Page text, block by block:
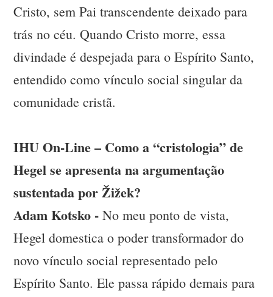
Cristo, sem Pai transcendente deixado para
trás no céu. Quando Cristo morre, essa
divindade é despejada para o Espírito Santo,
entendido como vínculo social singular da
comunidade cristã.
IHU On-Line – Como a “cristologia” de
Hegel se apresenta na argumentação
sustentada por Žižek?
Adam Kotsko - No meu ponto de vista,
Hegel domestica o poder transformador do
novo vínculo social representado pelo
Espírito Santo. Ele passa rápido demais para